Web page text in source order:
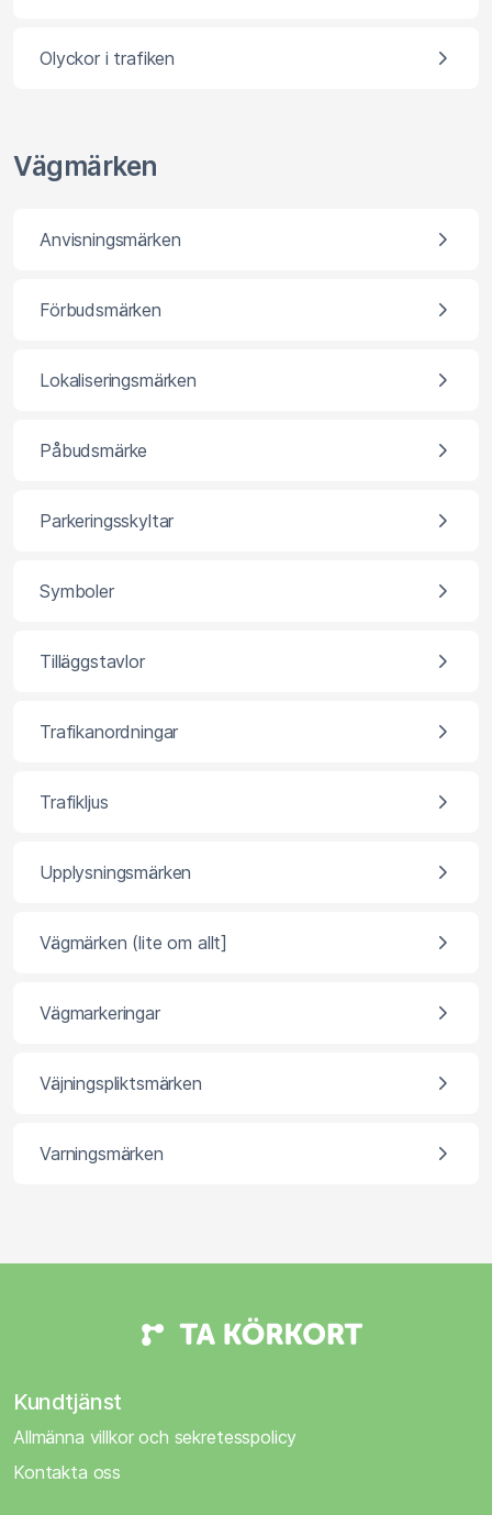
Olyckor i trafiken
Vägmärken
Anvisningsmärken
Förbudsmärken
Lokaliseringsmärken
Påbudsmärke
Parkeringsskyltar
Symboler
Tilläggstavlor
Trafikanordningar
Trafikljus
Upplysningsmärken
Vägmärken (lite om allt]
Vägmarkeringar
Väjningspliktsmärken
Varningsmärken
Kundtjänst
Allmänna villkor och sekretesspolicy
Kontakta oss